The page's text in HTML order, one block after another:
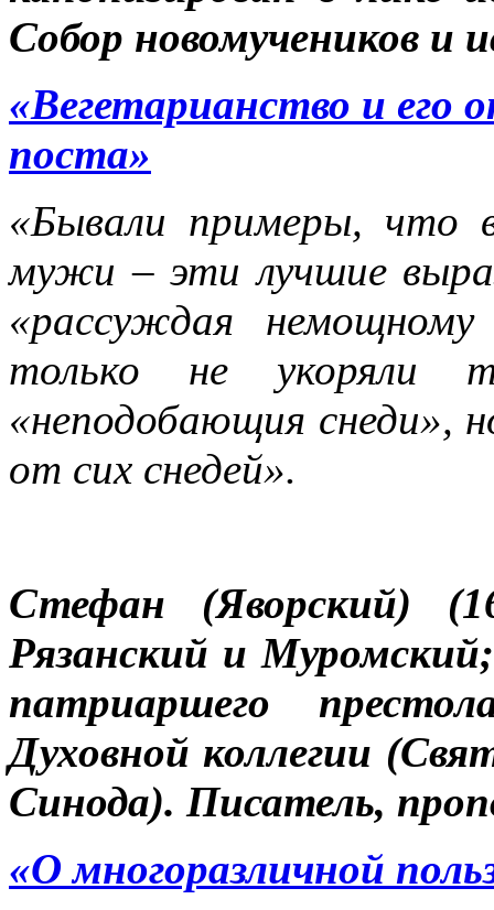
Собор новомучеников и
«Вегетарианство и его
поста»
«Бывали примеры, что
мужи – эти лучшие
«рассуждая немощному
только не укоряли
«неподобающия снеди»,
от сих снедей».
Стефан (Яворский)
Рязанский и
патриаршего
Духовной коллегии
Синода). Писатель,
«О многоразличной